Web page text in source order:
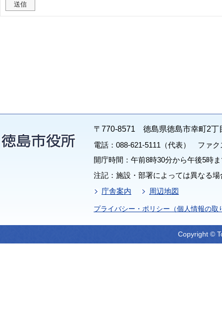
〒770-8571 徳島県徳島市幸町2丁
電話：088-621-5111（代表） ファク
開庁時間：午前8時30分から午後5時
注記：施設・部署によっては異なる
庁舎案内
周辺地図
プライバシー・ポリシー（個人情報の取
Copyright ©